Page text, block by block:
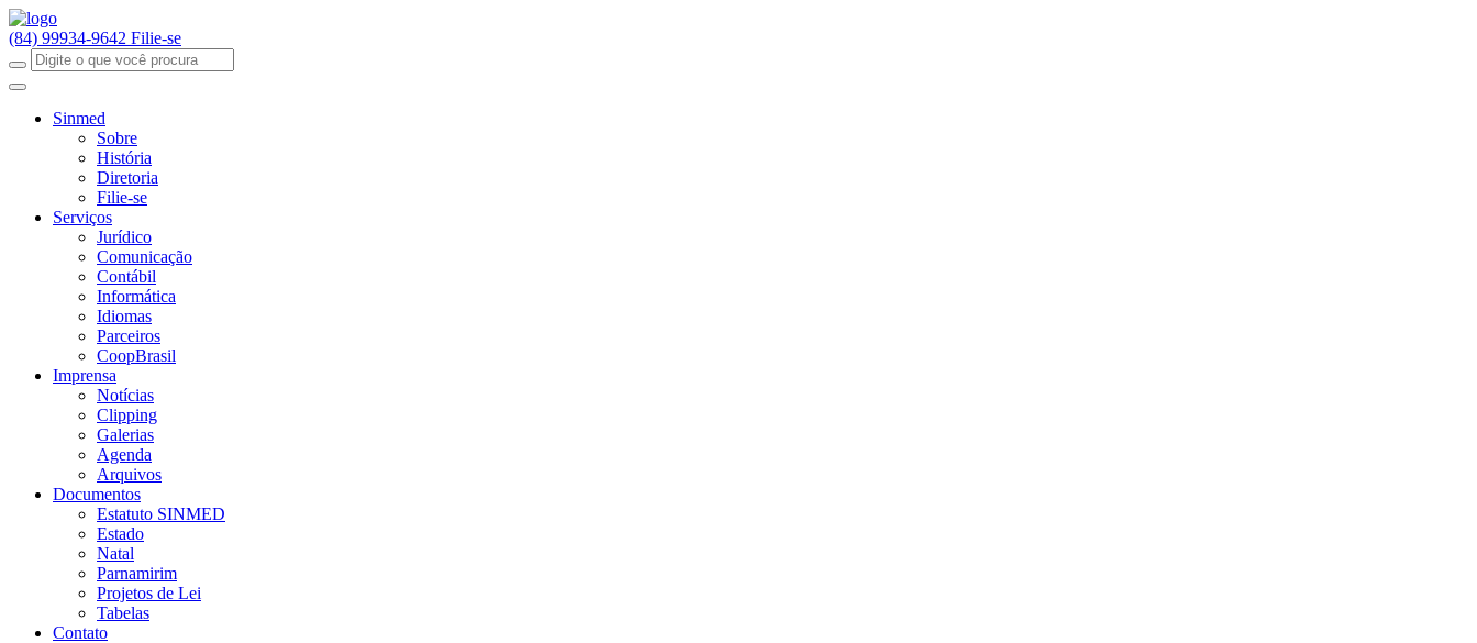
(84) 99934-9642 Filie-se
Sinmed
Sobre
História
Diretoria
Filie-se
Serviços
Jurídico
Comunicação
Contábil
Informática
Idiomas
Parceiros
CoopBrasil
Imprensa
Notícias
Clipping
Galerias
Agenda
Arquivos
Documentos
Estatuto SINMED
Estado
Natal
Parnamirim
Projetos de Lei
Tabelas
Contato